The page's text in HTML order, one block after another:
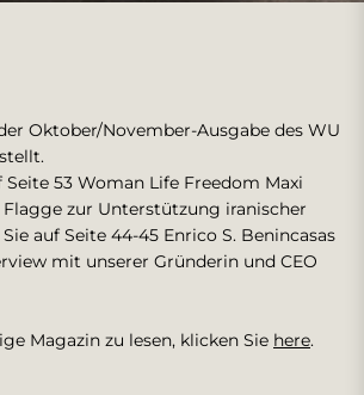
Oktober/November-Ausgabe des WU
Seite 53 Woman Life Freedom Maxi
zur Unterstützung iranischer
auf Seite 44-45 Enrico S. Benincasas
mit unserer Gründerin und CEO
Magazin zu lesen, klicken Sie here.